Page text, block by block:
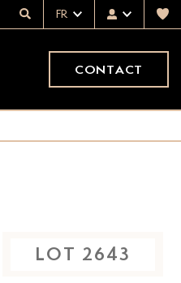
FR
CONTACT
LOT 2643